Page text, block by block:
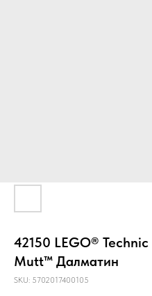
42150 LEGO®
Mutt™ Далматин
SKU: 5702017400105